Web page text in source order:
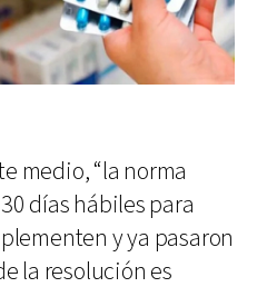
medio, “la norma
días hábiles para
y ya pasaron
la resolución es